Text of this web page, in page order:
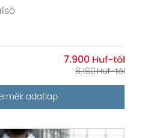
7.900
8.160
adatlap